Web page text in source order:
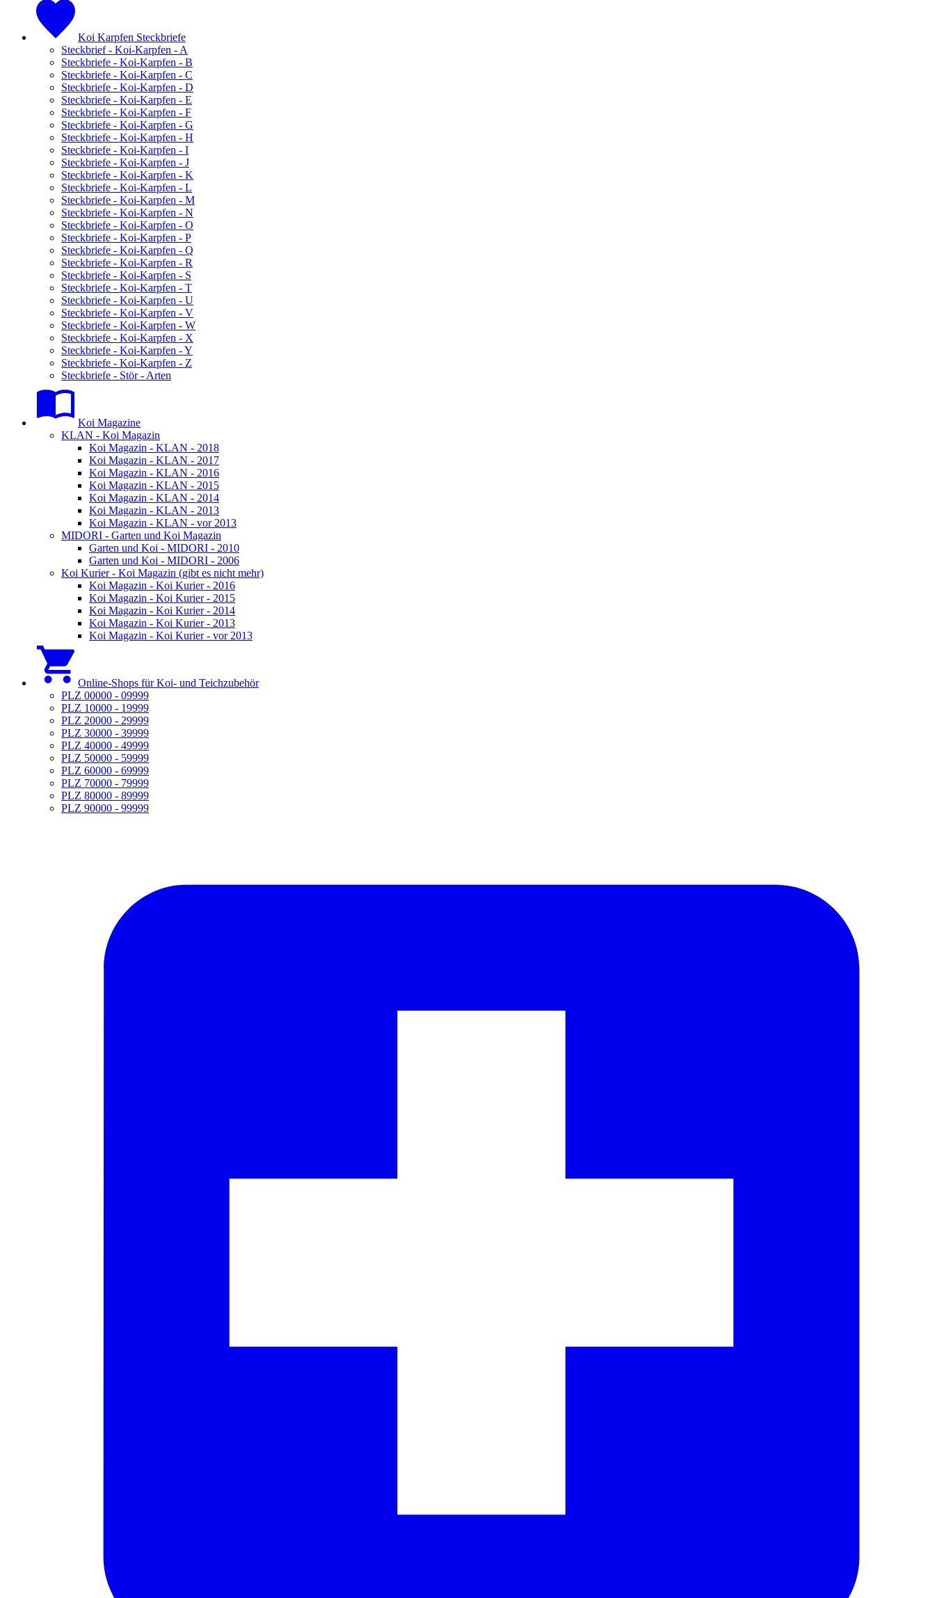
Koi Karpfen Steckbriefe
Steckbrief - Koi-Karpfen - A
Steckbriefe - Koi-Karpfen - B
Steckbriefe - Koi-Karpfen - C
Steckbriefe - Koi-Karpfen - D
Steckbriefe - Koi-Karpfen - E
Steckbriefe - Koi-Karpfen - F
Steckbriefe - Koi-Karpfen - G
Steckbriefe - Koi-Karpfen - H
Steckbriefe - Koi-Karpfen - I
Steckbriefe - Koi-Karpfen - J
Steckbriefe - Koi-Karpfen - K
Steckbriefe - Koi-Karpfen - L
Steckbriefe - Koi-Karpfen - M
Steckbriefe - Koi-Karpfen - N
Steckbriefe - Koi-Karpfen - O
Steckbriefe - Koi-Karpfen - P
Steckbriefe - Koi-Karpfen - Q
Steckbriefe - Koi-Karpfen - R
Steckbriefe - Koi-Karpfen - S
Steckbriefe - Koi-Karpfen - T
Steckbriefe - Koi-Karpfen - U
Steckbriefe - Koi-Karpfen - V
Steckbriefe - Koi-Karpfen - W
Steckbriefe - Koi-Karpfen - X
Steckbriefe - Koi-Karpfen - Y
Steckbriefe - Koi-Karpfen - Z
Steckbriefe - Stör - Arten
Koi Magazine
KLAN - Koi Magazin
Koi Magazin - KLAN - 2018
Koi Magazin - KLAN - 2017
Koi Magazin - KLAN - 2016
Koi Magazin - KLAN - 2015
Koi Magazin - KLAN - 2014
Koi Magazin - KLAN - 2013
Koi Magazin - KLAN - vor 2013
MIDORI - Garten und Koi Magazin
Garten und Koi - MIDORI - 2010
Garten und Koi - MIDORI - 2006
Koi Kurier - Koi Magazin (gibt es nicht mehr)
Koi Magazin - Koi Kurier - 2016
Koi Magazin - Koi Kurier - 2015
Koi Magazin - Koi Kurier - 2014
Koi Magazin - Koi Kurier - 2013
Koi Magazin - Koi Kurier - vor 2013
Online-Shops für Koi- und Teichzubehör
PLZ 00000 - 09999
PLZ 10000 - 19999
PLZ 20000 - 29999
PLZ 30000 - 39999
PLZ 40000 - 49999
PLZ 50000 - 59999
PLZ 60000 - 69999
PLZ 70000 - 79999
PLZ 80000 - 89999
PLZ 90000 - 99999